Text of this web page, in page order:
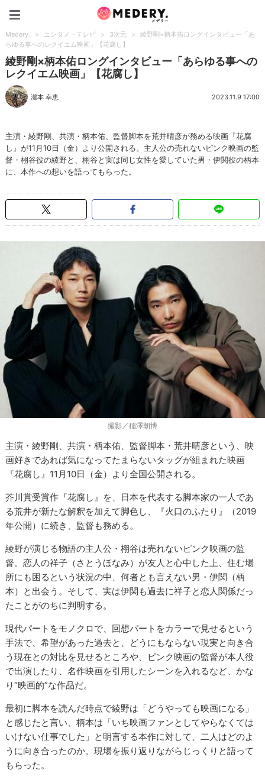
Medery. > エンタメ・テレビ > 3次元 >
綾野剛×柄本佑ロングインタビュー「あ
らゆる事へのレクイエム映画」【花腐し】
綾野剛×柄本佑ロングインタビュー「あらゆる事への
レクイエム映画」【花腐し】
瀧本 幸恵 2023.11.9 17:00
主演・綾野剛、共演・柄本佑、監督脚本を荒井晴彦が務める映画『花腐
し』が11月10日（金）より公開される。主人公の売れないピンク映画の監
督・栩谷役の綾野と、栩谷と実は同じ女性を愛していた男・伊関役の柄本
に、本作への想いを語ってもらった。
撮影／稲澤朝博
主演・綾野剛、共演・柄本佑、監督脚本・荒井晴彦という、映
画好きであれば気になってたまらないタッグが組まれた映画
『花腐し』11月10日（金）より全国公開される。
芥川賞受賞作『花腐し』を、日本を代表する脚本家の一人であ
る荒井が新たな解釈を加えて脚色し、『火口のふたり』（2019
年公開）に続き、監督も務める。
綾野が演じる物語の主人公・栩谷は売れないピンク映画の監
督。恋人の祥子（さとうほなみ）が友人と心中した上、住む場
所にも困るという状況の中、何者とも言えない男・伊関（柄
本）と出会う。そして、実は伊関も過去に祥子と恋人関係だっ
たことがのちに判明する。
現代パートをモノクロで、回想パートをカラーで見せるという
手法で、希望があった過去と、どうにもならない現実と向き合
う現在との対比を見せるところや、ピンク映画の監督が本人役
で出演したり、名作映画を引用したシーンを入れるなど、かな
り“映画的”な作品だ。
最初に脚本を読んだ時点で綾野は「どうやっても映画になる」
と感じたと言い、柄本は「いち映画ファンとしてやらなくては
いけない仕事でした」と明言する本作に対して、二人はどのよ
うに向き合ったのか。現場を振り返りながらじっくりと語って
もらった。